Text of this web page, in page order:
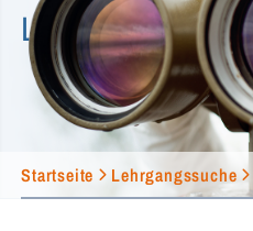
Lehrgangssuche
Startseite Lehrgangssuche